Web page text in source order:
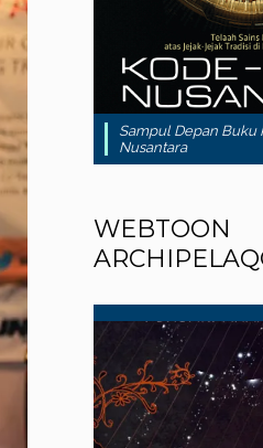
Sampul Depan Buku
Nusantara
WEBTOON